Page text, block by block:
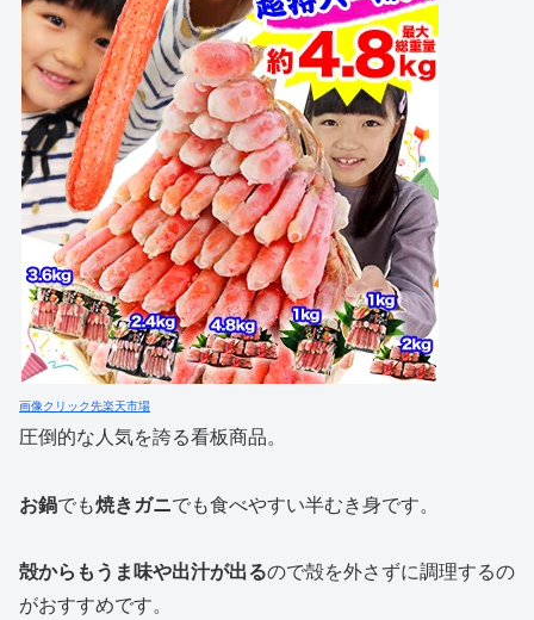
画像クリック先楽天市場
圧倒的な人気を誇る看板商品。
お鍋でも焼きガニでも食べやすい半むき身です。
殻からもうま味や出汁が出るので殻を外さずに調理するの
がおすすめです。